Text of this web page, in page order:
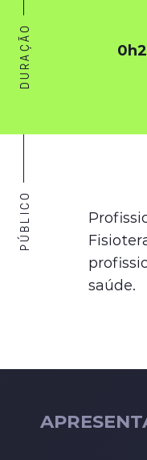
DURAÇÃO
PÚBLICO
saúde.